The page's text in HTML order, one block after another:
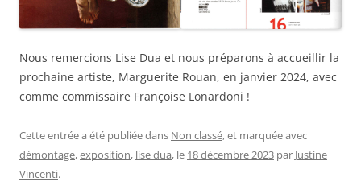
Nous remercions Lise Dua et nous préparons à accueillir la
prochaine artiste, Marguerite Rouan, en janvier 2024, avec
comme commissaire Françoise Lonardoni !
Cette entrée a été publiée dans Non classé, et marquée avec
démontage,exposition, lise dua, le 18 décembre 2023 par Justine
Vincenti.